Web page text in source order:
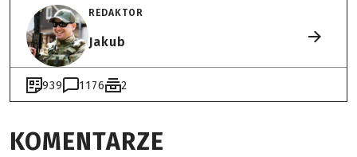
REDAKTOR
Jakub
939 1176 2
KOMENTARZE